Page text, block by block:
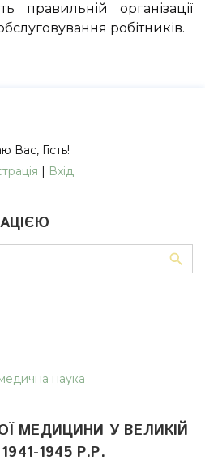
правильній організації
робітників.
Вас, Гість!
| Вхід
медична наука
МЕДИЦИНИ У ВЕЛИКІЙ
1945 Р.Р.